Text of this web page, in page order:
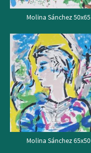
Molina Sánchez 50x65
Molina Sánchez 65x50